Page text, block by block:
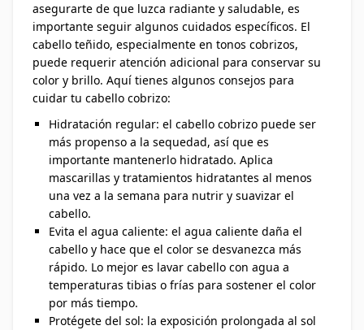
asegurarte de que luzca radiante y saludable, es
importante seguir algunos cuidados específicos. El
cabello teñido, especialmente en tonos cobrizos,
puede requerir atención adicional para conservar su
color y brillo. Aquí tienes algunos consejos para
cuidar tu cabello cobrizo:
Hidratación regular: el cabello cobrizo puede ser
más propenso a la sequedad, así que es
importante mantenerlo hidratado. Aplica
mascarillas y tratamientos hidratantes al menos
una vez a la semana para nutrir y suavizar el
cabello.
Evita el agua caliente: el agua caliente daña el
cabello y hace que el color se desvanezca más
rápido. Lo mejor es lavar cabello con agua a
temperaturas tibias o frías para sostener el color
por más tiempo.
Protégete del sol: la exposición prolongada al sol